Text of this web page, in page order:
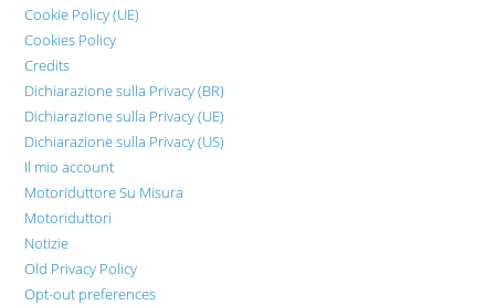
Cookie Policy (UE)
Cookies Policy
Credits
Dichiarazione sulla Privacy (BR)
Dichiarazione sulla Privacy (UE)
Dichiarazione sulla Privacy (US)
Il mio account
Motoriduttore Su Misura
Motoriduttori
Notizie
Old Privacy Policy
Opt-out preferences